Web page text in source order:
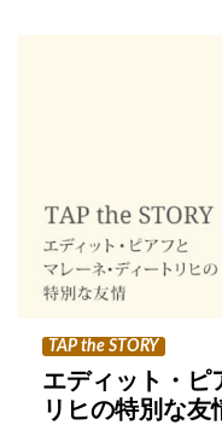
TAP the STORY
エディット・ピ
リヒの特別な友